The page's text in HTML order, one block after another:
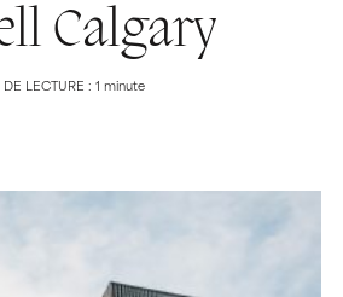
Calgary
DE LECTURE : 1 minute